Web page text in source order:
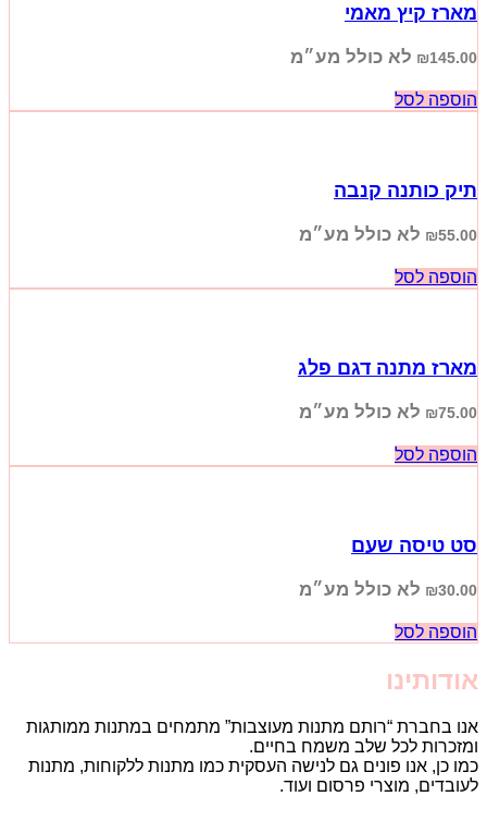
מארז קיץ מאמי
₪145.00 לא כולל מע״מ
הוספה לסל
תיק כותנה קנבה
₪55.00 לא כולל מע״מ
הוספה לסל
מארז מתנה דגם פלג
₪75.00 לא כולל מע״מ
הוספה לסל
סט טיסה שעם
₪30.00 לא כולל מע״מ
הוספה לסל
אודותינו
אנו בחברת “רותם מתנות מעוצבות” מתמחים במתנות ממותגות
ומזכרות לכל שלב משמח בחיים.
כמו כן, אנו פונים גם לנישה העסקית כמו מתנות ללקוחות, מתנות
לעובדים, מוצרי פרסום ועוד.